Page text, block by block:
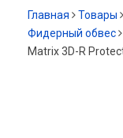
Главная Товары
Фидерный обвес
Matrix 3D-R